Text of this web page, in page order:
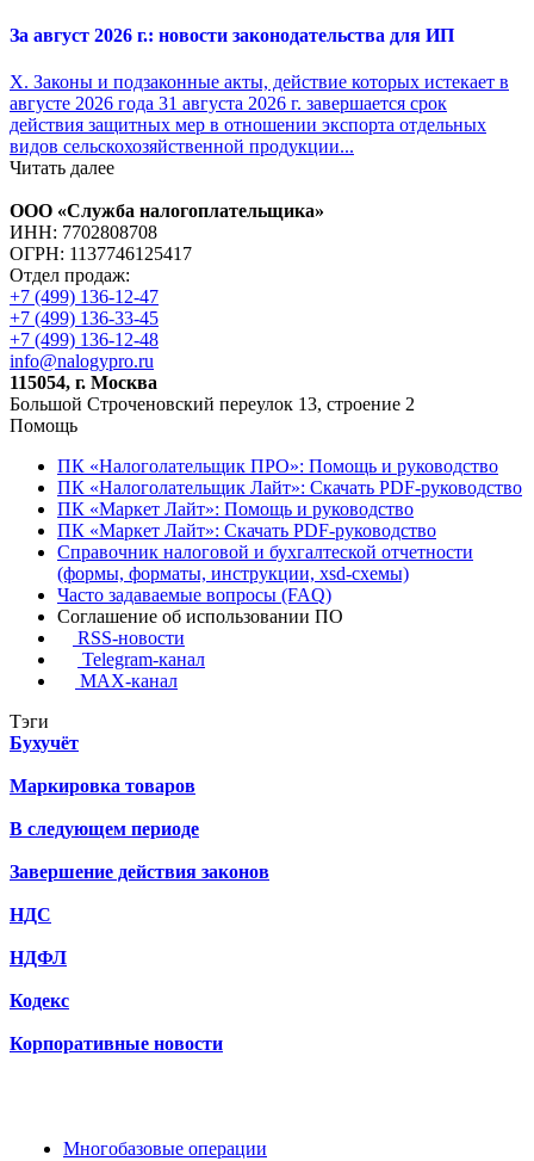
За август 2026 г.: новости законодательства для ИП
X. Законы и подзаконные акты, действие которых истекает в
августе 2026 года 31 августа 2026 г. завершается срок
действия защитных мер в отношении экспорта отдельных
видов сельскохозяйственной продукции...
Читать далее
ООО «Служба налогоплательщика»
ИНН: 7702808708
ОГРН: 1137746125417
Отдел продаж:
+7 (499) 136-12-47
+7 (499) 136-33-45
+7 (499) 136-12-48
info@nalogypro.ru
115054, г. Москва
Большой Строченовский переулок 13, строение 2
Помощь
ПК «Налоголательщик ПРО»: Помощь и руководство
ПК «Налоголательщик Лайт»: Скачать PDF-руководство
ПК «Маркет Лайт»: Помощь и руководство
ПК «Маркет Лайт»: Скачать PDF-руководство
Справочник налоговой и бухгалтеской отчетности
(формы, форматы, инструкции, xsd-схемы)
Часто задаваемые вопросы (FAQ)
Соглашение об использовании ПО
RSS-новости
Telegram-канал
MAX-канал
Тэги
Бухучёт
Маркировка товаров
В следующем периоде
Завершение действия законов
НДС
НДФЛ
Кодекс
Корпоративные новости
Многобазовые операции